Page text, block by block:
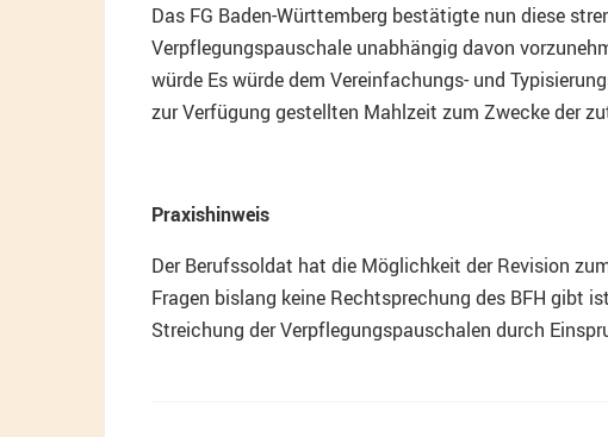
Das FG Baden-Württemberg bestätigte nun diese
Verpflegungspauschale unabhängig davon
würde Es würde dem Vereinfachungs- und
zur Verfügung gestellten Mahlzeit zum Zwecke der
Praxishinweis
Der Berufssoldat hat die Möglichkeit der Revision
Fragen bislang keine Rechtsprechung des BFH gibt
Streichung der Verpflegungspauschalen durch